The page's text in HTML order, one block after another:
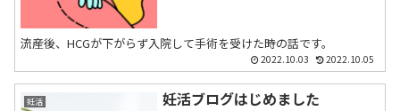
流産後、HCGが下がらず入院して手術を受けた時の話です。
2022.10.03 2022.10.05
妊活 妊活ブログはじめました